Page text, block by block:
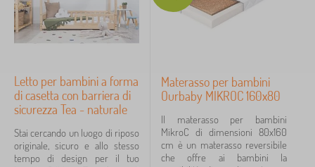
n
c
i
a
d
l
e
t
›
L
e
e
r
b
m
b
85
n
c
h
r
i
a
›
o
b
i
i
p
e
15
›
b
i
a
n
c
12
›
G
i
o
12
Letto per bambini a forma
di casetta con barriera di
sicurezza Tea - naturale
Stai cercando un luogo di riposo
originale, sicuro e allo stesso
tempo di design per il tuo
Materasso per bambini
Ourbaby MIKROC 160x80
Il materasso per bambini
MikroC di dimensioni 80x160
cm è un materasso reversibile
che offre ai bambini la